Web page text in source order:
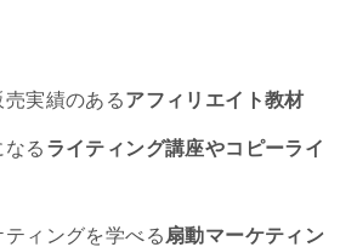
実績のあるアフィリエイト教材
なる ライティング講座やコピーライ
ィングを学べる扇動マーケティン